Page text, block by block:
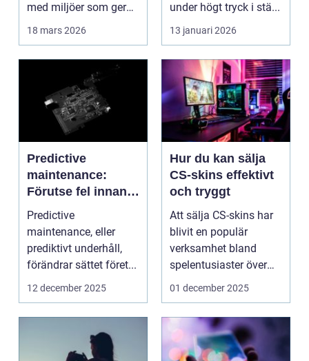
med miljöer som ger
lugn, fokus...
18 mars 2026
under högt tryck i stä...
13 januari 2026
Predictive
maintenance:
Förutse fel innan
de uppstår med
hjälp av sensorer
Predictive
maintenance, eller
prediktivt underhåll,
förändrar sättet föret...
12 december 2025
Hur du kan sälja
CS-skins effektivt
och tryggt
Att sälja CS-skins har
blivit en populär
verksamhet bland
spelentusiaster över
hela v...
01 december 2025